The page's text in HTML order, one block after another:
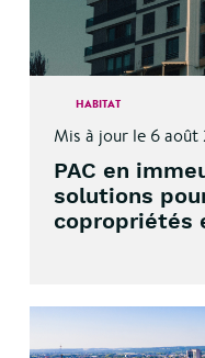
HABITAT
Mis à jour le 6 août
PAC en
solutions
copropriétés